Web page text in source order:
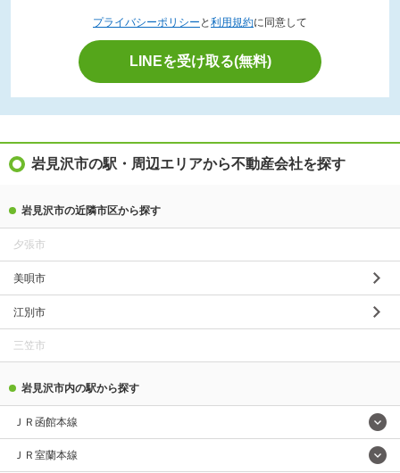
プライバシーポリシー と 利用規約に同意して
LINEを受け取る(無料)
岩見沢市の駅・周辺エリアから不動産会社を探す
岩見沢市の近隣市区から探す
夕張市
美唄市
江別市
三笠市
岩見沢市内の駅から探す
ＪＲ函館本線
ＪＲ室蘭本線